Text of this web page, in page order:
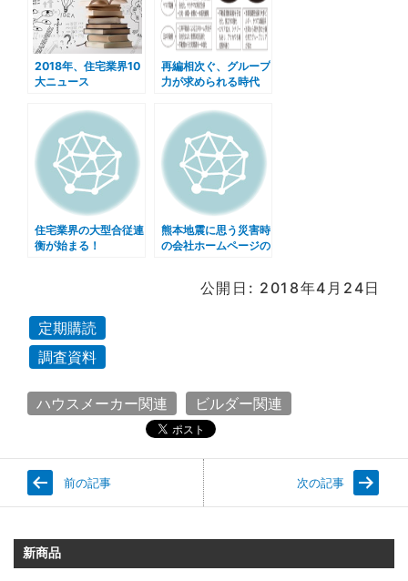
2018年、住宅業界10
大ニュース
再編相次ぐ、グループ
力が求められる時代
住宅業界の大型合従連
衡が始まる！
熊本地震に思う災害時
の会社ホームページの
公開日: 2018年4月24日
定期購読
調査資料
ハウスメーカー関連 ビルダー関連
前の記事 次の記事
新商品